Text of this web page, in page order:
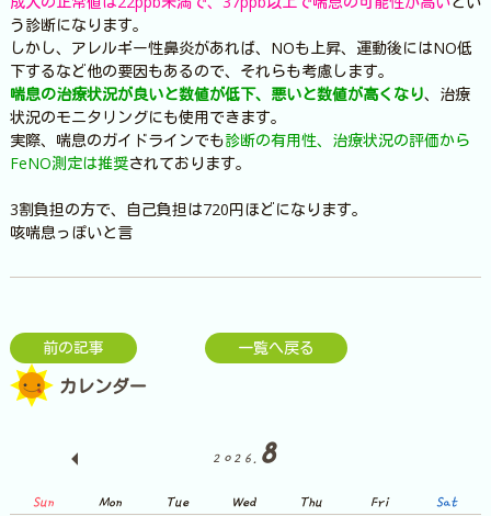
う診断になります。
しかし、アレルギー性鼻炎があれば、NOも上昇、運動後にはNO低
下するなど他の要因もあるので、それらも考慮します。
喘息の治療状況が良いと数値が低下、悪いと数値が高くなり、治療
状況のモニタリングにも使用できます。
実際、喘息のガイドラインでも診断の有用性、治療状況の評価から
FeNO測定は推奨されております。
3割負担の方で、自己負担は720円ほどになります。
咳喘息っぽいと言
前の記事 一覧へ戻る
カレンダー
2026. 8
Sun Mon Tue Wed Thu Fri Sat